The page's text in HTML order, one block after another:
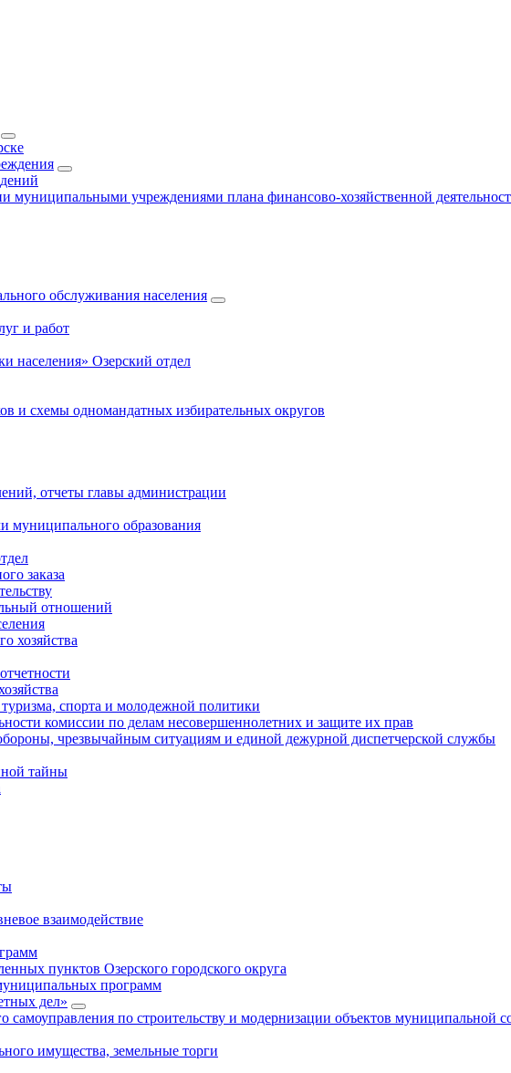
муниципальными учреждениями плана финансово-хозяйственной
обслуживания населения
и работ
населения» Озерский отдел
и схемы одномандатных избирательных округов
отчеты главы администрации
муниципального образования
заказа
отношений
хозяйства
спорта и молодежной политики
комиссии по делам несовершеннолетних и защите их прав
чрезвычайным ситуациям и единой дежурной диспетчерской службы
тайны
взаимодействие
пунктов Озерского городского округа
программ
дел»
самоуправления по строительству и модернизации объектов муниципальной
имущества, земельные торги